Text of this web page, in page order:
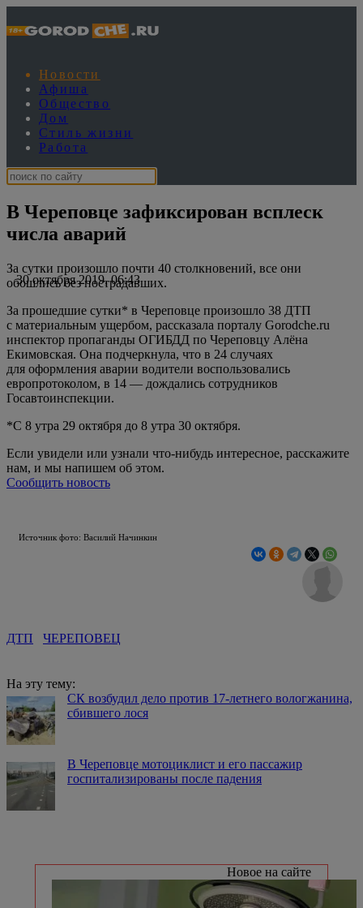
Новости
Афиша
Общество
Дом
Стиль жизни
Работа
В Череповце зафиксирован всплеск
числа аварий
30 октября 2019, 06:43
За сутки произошло почти 40 столкновений, все они
обошлись без пострадавших.
За прошедшие сутки* в Череповце произошло 38 ДТП
с материальным ущербом, рассказала порталу Gorodche.ru
инспектор пропаганды ОГИБДД по Череповцу Алёна
Екимовская. Она подчеркнула, что в 24 случаях
для оформления аварии водители воспользовались
европротоколом, в 14 — дождались сотрудников
Госавтоинспекции.
*С 8 утра 29 октября до 8 утра 30 октября.
Если увидели или узнали что-нибудь интересное, расскажите
нам, и мы напишем об этом.
Сообщить новость
Источник фото: Василий Начинкин
ДТП ЧЕРЕПОВЕЦ
На эту тему:
СК возбудил дело против 17-летнего вологжанина,
сбившего лося
В Череповце мотоциклист и его пассажир
госпитализированы после падения
Новое на сайте